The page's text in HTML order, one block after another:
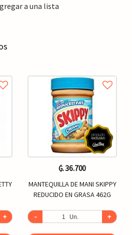
a una lista
+
₲. 36.700
MANTEQUILLA DE MANI SKIPPY
REDUCIDO EN GRASA 462G
- Un. +